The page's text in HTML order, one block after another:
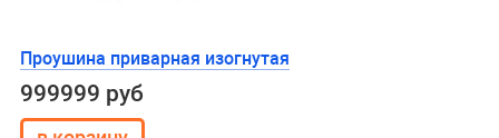
Проушина приварная изогнутая
999999 руб